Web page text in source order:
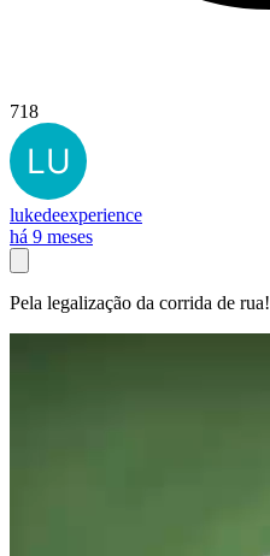
718
lukedeexperience
há 9 meses
Pela legalização da corrida de rua!